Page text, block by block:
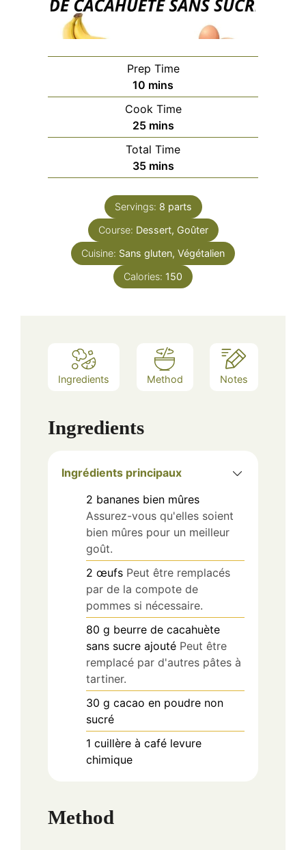
Prep Time
10 minutes
mins
Cook Time
25minutes
mins
Total Time
35minutes
mins
Servings: 8 parts
Course: Dessert, Goûter
Cuisine: Sans gluten, Végétalien
Calories: 150
Ingredients Method Notes
Ingredients
Ingrédients principaux
2 bananes bien mûres
Assurez-vous qu'elles soient
bien mûres pour un meilleur
goût.
2 œufs Peut être remplacés
par de la compote de
pommes si nécessaire.
80 g beurre de cacahuète
sans sucre ajouté Peut être
remplacé par d'autres pâtes à
tartiner.
30 g cacao en poudre non
sucré
1 cuillère à café levure
chimique
Method